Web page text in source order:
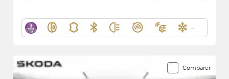
Comparer